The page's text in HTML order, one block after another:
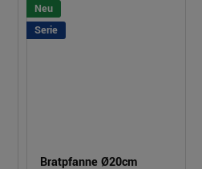
Neu
Serie
Bratpfanne Ø20cm